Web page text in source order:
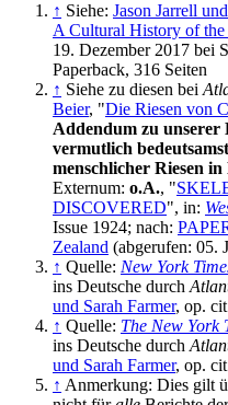
↑ Siehe: Jason Jarrell
A Cultural History of
19. Dezember 2017 bei
Paperback, 316 Seiten
↑ Siehe zu diesen bei
Beier, "Die Riesen von
Addendum zu unserer
vermutlich
menschlicher Riesen
Externum: o.A., "
DISCOVERED", in:
Issue 1924; nach:
Zealand (abgerufen: 05.
↑ Quelle: New York
ins Deutsche durch
und Sarah Farmer, op.
↑ Quelle: The New York
ins Deutsche durch
und Sarah Farmer, op.
↑ Anmerkung: Dies gilt